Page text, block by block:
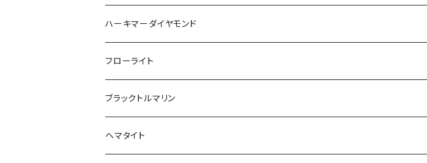
ハーキマーダイヤモンド
フローライト
ブラックトルマリン
ヘマタイト